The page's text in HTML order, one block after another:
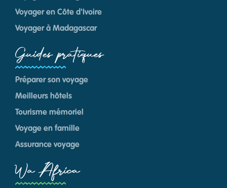
Voyager en Côte d'Ivoire
Voyager à Madagascar
Guides pratiques
Préparer son voyage
Meilleurs hôtels
Tourisme mémoriel
Voyage en famille
Assurance voyage
Wa Africa